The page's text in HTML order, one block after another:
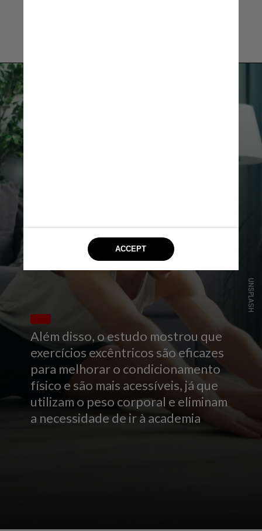
Além disso, o estudo mostrou que
exercícios excêntricos são eficazes
para melhorar o condicionamento
físico e são mais acessíveis, já que
utilizam o peso corporal e eliminam
a necessidade de ir à academia
UNSPLASH